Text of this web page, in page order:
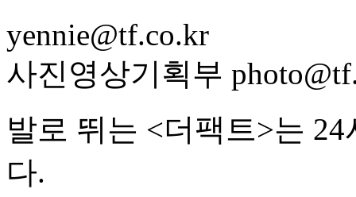
yennie@tf.co.kr
사진영상기획부
발로 뛰는 <더팩트>는
다.